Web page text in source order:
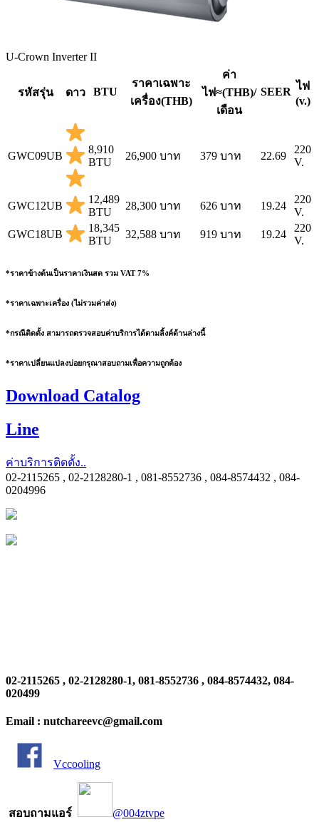
U-Crown Inverter II
รหัสรุ่น ดาว BTU
ราคาเฉพาะ
เครื่อง(THB)
ค่า
ไฟ≈(THB)/
เดือน
SEER ไฟ
(v.)
GWC09UB
8,910
BTU
26,900 บาท 379 บาท 22.69
220
V.
GWC12UB
12,489
BTU
28,300 บาท 626 บาท 19.24
220
V.
GWC18UB
18,345
BTU
32,588 บาท 919 บาท 19.24
220
V.
*ราคาข้างต้นเป็นราคาเงินสด รวม VAT 7%
*ราคาเฉพาะเครื่อง (ไม่รวมค่าส่ง)
*กรณีติดตั้ง สามารถตรวจสอบค่าบริการได้ตามลิ้งค์ด้านล่างนี้
*ราคาเปลี่ยนแปลงบ่อยกรุณาสอบถามเพื่อความถูกต้อง
Download Catalog
Line
ค่าบริการติดตั้ง..
02-2115265 , 02-2128280-1 , 081-8552736 , 084-8574432 , 084-
0204996
02-2115265 , 02-2128280-1, 081-8552736 , 084-8574432, 084-
020499
Email : nutchareevc@gmail.com
Vccooling
สอบถามแอร์ @004ztvpe